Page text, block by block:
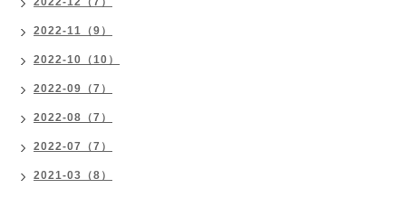
2022-11（9）
2022-10（10）
2022-09（7）
2022-08（7）
2022-07（7）
2021-03（8）